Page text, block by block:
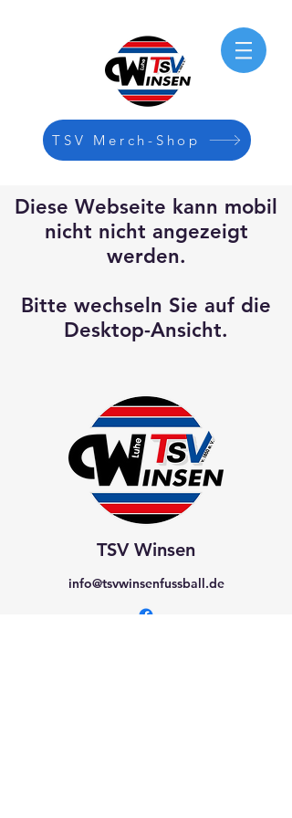
TSV Merch-Shop
Diese Webseite kann mobil
nicht nicht angezeigt
werden.
Bitte wechseln Sie auf die
Desktop-Ansicht.
TSV Winsen
info@tsvwinsenfussball.de